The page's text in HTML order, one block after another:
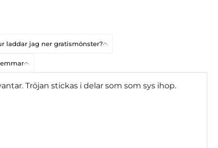
laddar jag ner gratismönster?
Tröjan stickas i delar som som sys ihop.